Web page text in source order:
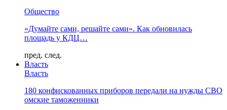
Общество
«Думайте сами, решайте сами». Как обновилась
площадь у КДЦ…
пред. след.
Власть
Власть
180 конфискованных приборов передали на нужды СВО
омские таможенники